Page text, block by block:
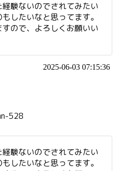
験ないのでされてみたい
したいなと思ってます。
ので、よろしくお願いい
2025-06-03 07:15:36
528
験ないのでされてみたい
したいなと思ってます。